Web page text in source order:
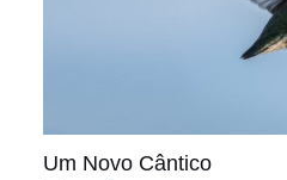
Um Novo Cântico